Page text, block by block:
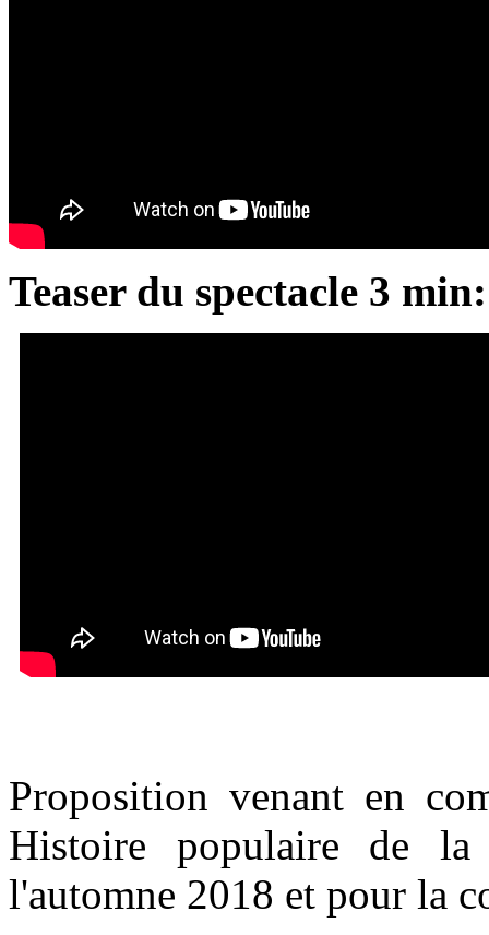
Teaser du spectacle 3 min:
Proposition venant en
Histoire populaire de
l'automne 2018 et pour la